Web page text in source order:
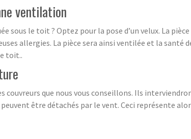
ventilation
sous le toit ? Optez pour la pose d’un velux. La
allergies. La pièce sera ainsi ventilée et la santé
toit..
que nous vous conseillons. Ils
être détachés par le vent. Ceci représente